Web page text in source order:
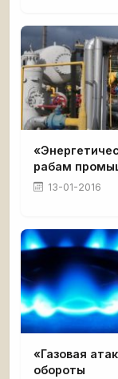
рабам
13-01-2016
«Газовая
обороты